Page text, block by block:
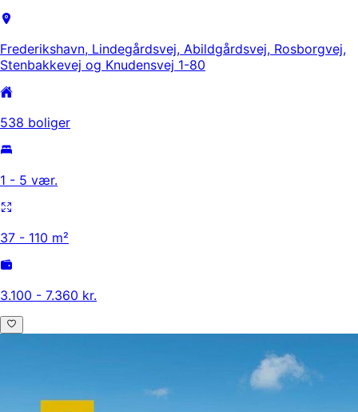
Frederikshavn, Lindegårdsvej, Abildgårdsvej, Rosborgvej,
Stenbakkevej og Knudensvej 1-80
538 boliger
1 - 5 vær.
37 - 110 m²
3.100 - 7.360 kr.